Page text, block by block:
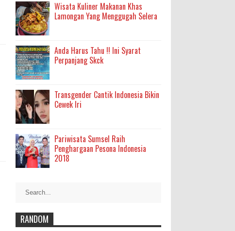
Wisata Kuliner Makanan Khas
Lamongan Yang Menggugah Selera
Anda Harus Tahu !! Ini Syarat
Perpanjang Skck
Transgender Cantik Indonesia Bikin
Cewek Iri
Pariwisata Sumsel Raih
Penghargaan Pesona Indonesia
2018
RANDOM